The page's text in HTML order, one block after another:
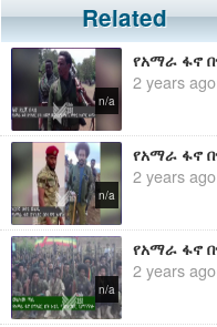
Related
n/a
2 years ago
n/a
2 years ago
n/a
2 years ago